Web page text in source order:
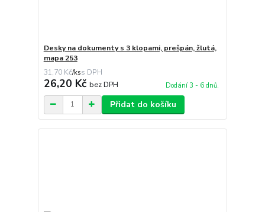
Desky na dokumenty s 3 klopami, prešpán, žlutá,
mapa 253
31,70 Kč/ks
26,20 Kč bez DPH Dodání 3 - 6 dnů.
Přidat do košíku